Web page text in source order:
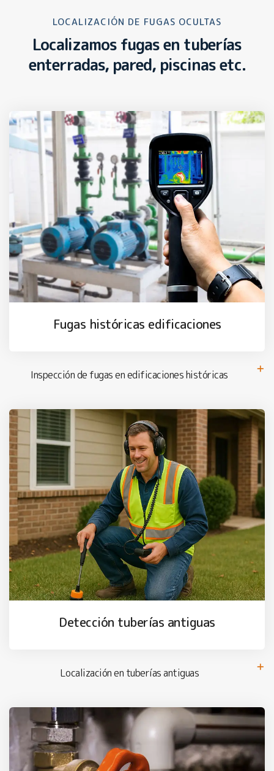
LOCALIZACIÓN DE FUGAS OCULTAS
Localizamos fugas en tuberías
enterradas, pared, piscinas etc.
Fugas históricas edificaciones
Inspección de fugas en edificaciones históricas
Detección tuberías antiguas
Localización en tuberías antiguas